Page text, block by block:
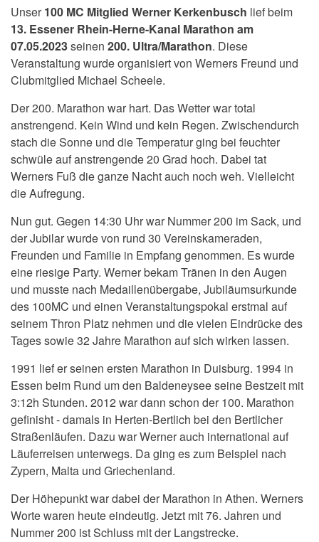
Unser100 MC Mitglied Werner Kerkenbusch lief beim
13. Essener Rhein-Herne-Kanal Marathon am
07.05.2023seinen 200. Ultra/Marathon. Diese
Veranstaltung wurde organisiert von Werners Freund und
Clubmitglied Michael Scheele.
Der 200. Marathon war hart. Das Wetter war total
anstrengend. Kein Wind und kein Regen. Zwischendurch
stach die Sonne und die Temperatur ging bei feuchter
schwüle auf anstrengende 20 Grad hoch. Dabei tat
Werners Fuß die ganze Nacht auch noch weh. Vielleicht
die Aufregung.
Nun gut. Gegen 14:30 Uhr war Nummer 200 im Sack, und
der Jubilar wurde von rund 30 Vereinskameraden,
Freunden und Familie in Empfang genommen. Es wurde
eine riesige Party. Werner bekam Tränen in den Augen
und musste nach Medaillenübergabe, Jubiläumsurkunde
des 100MC und einen Veranstaltungspokal erstmal auf
seinem Thron Platz nehmen und die vielen Eindrücke des
Tages sowie 32 Jahre Marathon auf sich wirken lassen.
1991 lief er seinen ersten Marathon in Duisburg. 1994 in
Essen beim Rund um den Baldeneysee seine Bestzeit mit
3:12h Stunden. 2012 war dann schon der 100. Marathon
gefinisht - damals in Herten-Bertlich bei den Bertlicher
Straßenläufen. Dazu war Werner auch international auf
Läuferreisen unterwegs. Da ging es zum Beispiel nach
Zypern, Malta und Griechenland.
Der Höhepunkt war dabei der Marathon in Athen. Werners
Worte waren heute eindeutig. Jetzt mit 76. Jahren und
Nummer 200 ist Schluss mit der Langstrecke.